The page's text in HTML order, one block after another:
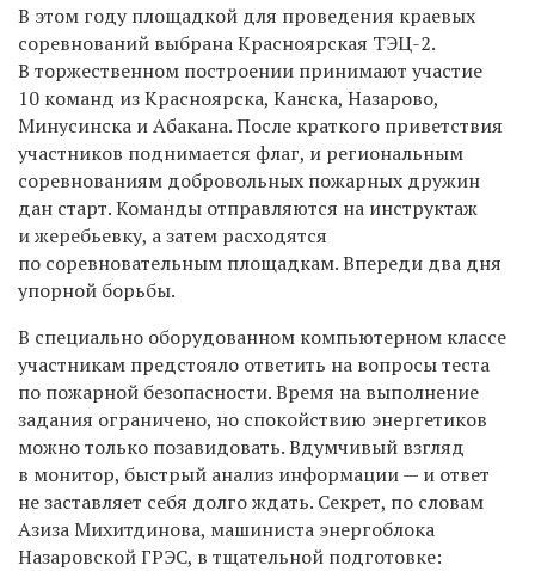
В этом году площадкой для проведения краевых
соревнований выбрана Красноярская ТЭЦ-2.
В торжественном построении принимают участие
10 команд из Красноярска, Канска, Назарово,
Минусинска и Абакана. После краткого приветствия
участников поднимается флаг, и региональным
соревнованиям добровольных пожарных дружин
дан старт. Команды отправляются на инструктаж
и жеребьевку, а затем расходятся
по соревновательным площадкам. Впереди два дня
упорной борьбы.
В специально оборудованном компьютерном классе
участникам предстояло ответить на вопросы теста
по пожарной безопасности. Время на выполнение
задания ограничено, но спокойствию энергетиков
можно только позавидовать. Вдумчивый взгляд
в монитор, быстрый анализ информации — и ответ
не заставляет себя долго ждать. Секрет, по словам
Азиза Михитдинова, машиниста энергоблока
Назаровской ГРЭС, в тщательной подготовке: